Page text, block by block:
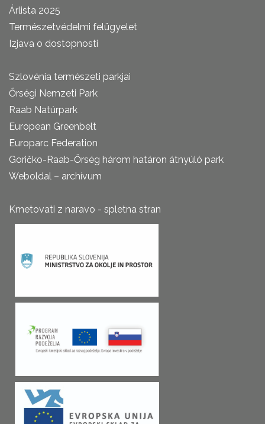
Árlista 2025
Természetvédelmi felügyelet
Izjava o dostopnosti
Szlovénia természeti parkjai
Őrségi Nemzeti Park
Raab Natúrpark
European Greenbelt
Europarc Federation
Goričko-Raab-Őrség három határon átnyúló park
Weboldal – archívum
Kmetovati z naravo - spletna stran